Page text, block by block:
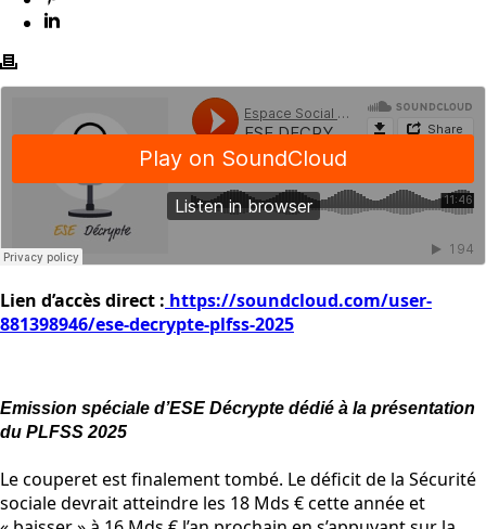
Lien d’accès direct : https://soundcloud.com/user-
881398946/ese-decrypte-plfss-2025
Emission spéciale d’ESE Décrypte dédié à la présentation
du PLFSS 2025
Le couperet est finalement tombé. Le déficit de la Sécurité
sociale devrait atteindre les 18 Mds € cette année et